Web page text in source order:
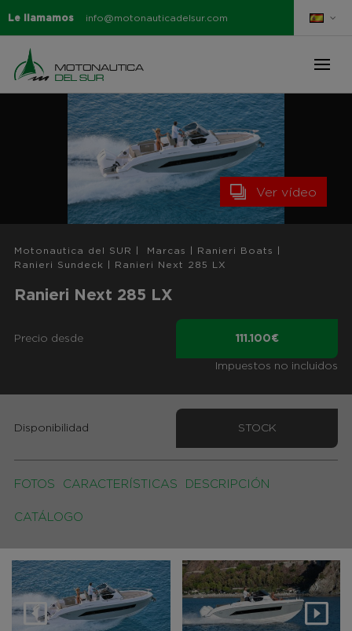
Le llamamos info@motonauticadelsur.com
Ver vídeo
Motonautica del SUR Marcas Ranieri Boats
Ranieri Sundeck
Ranieri Next 285 LX
Ranieri Next 285 LX
Precio desde 111.100€
Impuestos no incluidos
FOTOS CARACTERÍSTICAS DESCRIPCIÓN
CATÁLOGO
Disponibilidad STOCK